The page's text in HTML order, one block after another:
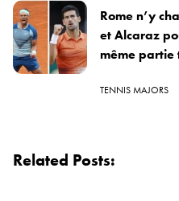
Rome n’y
et Alcaraz
même partie
TENNIS MAJORS
Related Posts: